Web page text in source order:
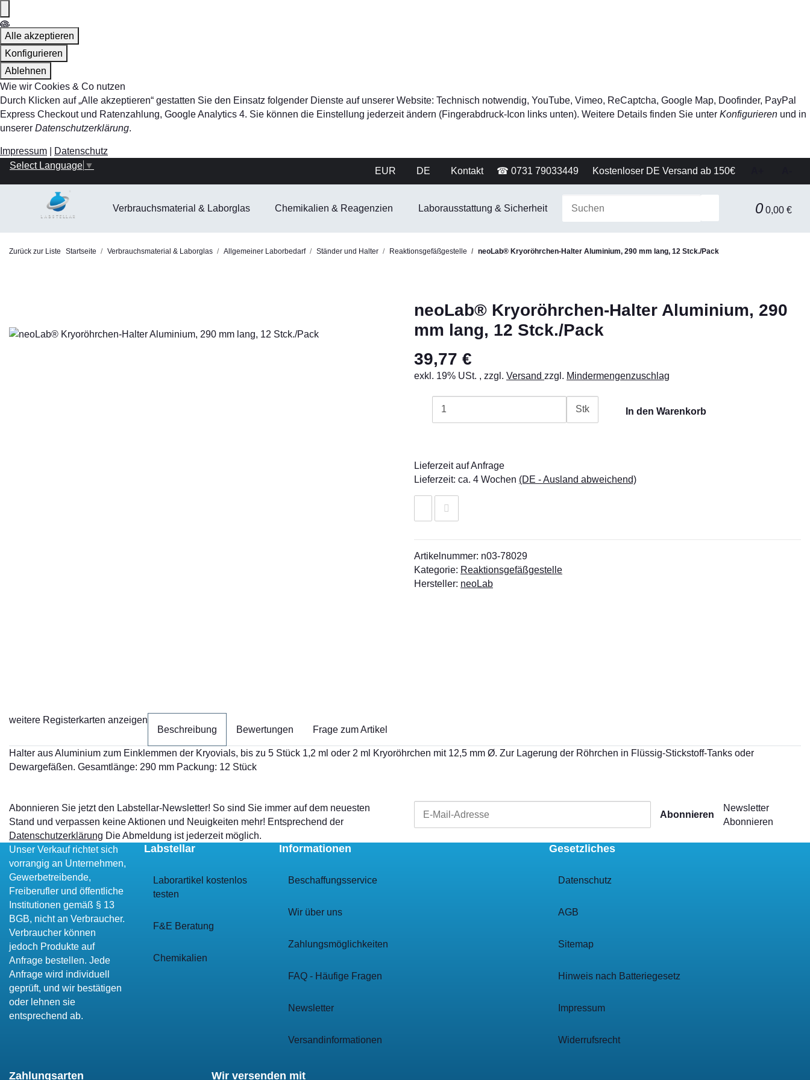
Alle akzeptieren
Konfigurieren
Ablehnen
Wie wir Cookies & Co nutzen
Durch Klicken auf „Alle akzeptieren“ gestatten Sie den Einsatz folgender Dienste auf unserer Website: Technisch notwendig, YouTube, Vimeo, ReCaptcha, Google Map, Doofinder, PayPal
Express Checkout und Ratenzahlung, Google Analytics 4. Sie können die Einstellung jederzeit ändern (Fingerabdruck-Icon links unten). Weitere Details finden Sie unter Konfigurieren und in
unserer Datenschutzerklärung.
Impressum
Datenschutz
EUR
DE Kontakt ☎ 0731 79033449 Kostenloser DE Versand ab 150€
Select Language ▼
0 0,00 €
Verbrauchsmaterial & Laborglas Chemikalien & Reagenzien Laborausstattung & Sicherheit Gerätetechnik Filtration & Separationstechnik
Zurück zur Liste Startseite Verbrauchsmaterial & Laborglas Allgemeiner Laborbedarf Ständer und Halter Reaktionsgefäßgestelle neoLab® Kryoröhrchen-Halter Aluminium, 290 mm lang, 12 Stck./Pack
neoLab® Kryoröhrchen-Halter Aluminium, 290
mm lang, 12 Stck./Pack
39,77 €
exkl. 19% USt. , zzgl. Versand zzgl. Mindermengenzuschlag
Stk In den Warenkorb
Lieferzeit auf Anfrage
Lieferzeit: ca. 4 Wochen (DE - Ausland abweichend)
Artikelnummer: n03-78029
Kategorie: Reaktionsgefäßgestelle
Hersteller: neoLab
weitere Registerkarten anzeigen
Beschreibung
Bewertungen Frage zum Artikel
Halter aus Aluminium zum Einklemmen der Kryovials, bis zu 5 Stück 1,2 ml oder 2 ml Kryoröhrchen mit 12,5 mm Ø. Zur Lagerung der Röhrchen in Flüssig-Stickstoff-Tanks oder
Dewargefäßen. Gesamtlänge: 290 mm Packung: 12 Stück
Abonnieren Sie jetzt den Labstellar-Newsletter! So sind Sie immer auf dem neuesten
Stand und verpassen keine Aktionen und Neuigkeiten mehr! Entsprechend der
Datenschutzerklärung Die Abmeldung ist jederzeit möglich.
Abonnieren
Newsletter
Abonnieren
Unser Verkauf richtet sich
vorrangig an Unternehmen,
Gewerbetreibende,
Freiberufler und öffentliche
Institutionen gemäß § 13
BGB, nicht an Verbraucher.
Verbraucher können
jedoch Produkte auf
Anfrage bestellen. Jede
Anfrage wird individuell
geprüft, und wir bestätigen
oder lehnen sie
entsprechend ab.
Labstellar
Laborartikel kostenlos
testen
F&E Beratung
Chemikalien
Informationen
Beschaffungsservice
Wir über uns
Zahlungsmöglichkeiten
FAQ - Häufige Fragen
Newsletter
Versandinformationen
Gesetzliches
Datenschutz
AGB
Sitemap
Hinweis nach Batteriegesetz
Impressum
Widerrufsrecht
Zahlungsarten Wir versenden mit